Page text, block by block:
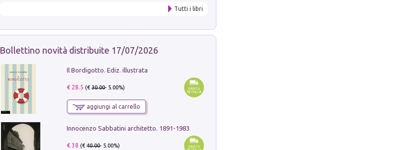
Tutti i libri
Bollettino novità distribuite 17/07/2026
Il Bordigotto. Ediz. illustrata
€ 28.5 (€30.00- 5.00%)
aggiungi al carrello
Innocenzo Sabbatini architetto. 1891-1983
€ 38 (€40.00- 5.00%)